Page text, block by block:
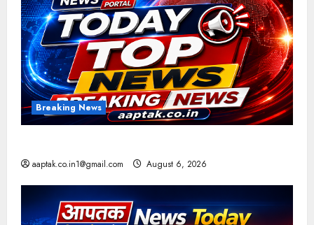
Breaking News
aaptak.co.in1@gmail.com August 6, 2026